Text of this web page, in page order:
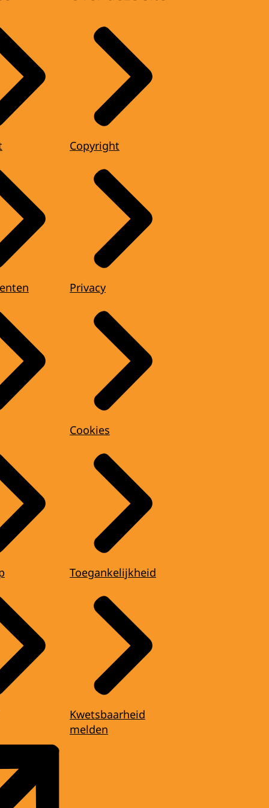
Copyright
Privacy
Cookies
Toegankelijkheid
Kwetsbaarheid
melden